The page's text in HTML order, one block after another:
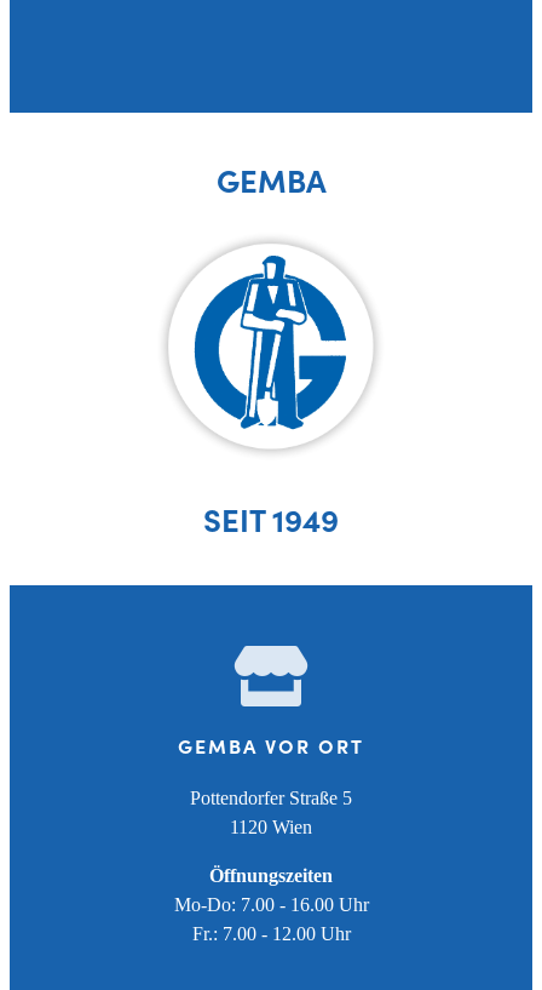
GEMBA
SEIT 1949
GEMBA VOR ORT
Pottendorfer Straße 5
1120 Wien
Öffnungszeiten
Mo-Do: 7.00 - 16.00 Uhr
Fr.: 7.00 - 12.00 Uhr